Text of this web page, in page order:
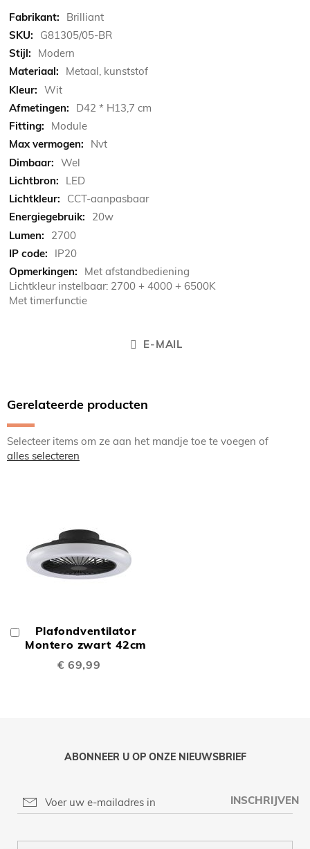
Meer
informatie
Brilliant
G81305/05-BR
Modern
Metaal, kunststof
Wit
D42 * H13,7 cm
Module
Nvt
Wel
LED
CCT-aanpasbaar
20w
2700
IP20
Met afstandbediening
Lichtkleur instelbaar: 2700 + 4000 + 6500K
Met timerfunctie
E-MAIL
Gerelateerde producten
Selecteer items om ze aan het mandje toe te voegen of
alles selecteren
Plafondventilator
Montero zwart 42cm
€ 69,99
Winkelwagen
ABONNEER U OP ONZE NIEUWSBRIEF
INSCHRIJVEN